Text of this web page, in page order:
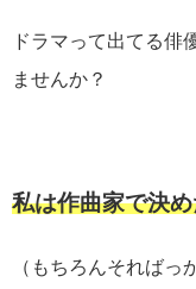
ドラマって出てる俳
ませんか？
私は作曲家で決
（もちろんそればっ